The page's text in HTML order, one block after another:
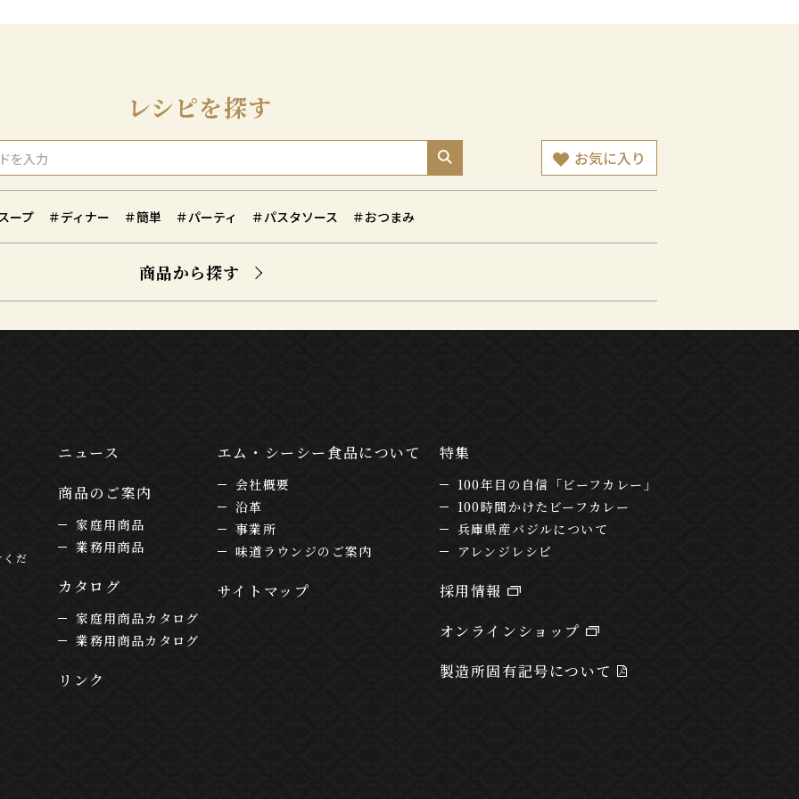
レシピを探す
お気に入り
ープ ＃ディナー ＃簡単 ＃パーティ ＃パスタソース ＃おつまみ
商品から探す
だ
ニュース
商品のご案内
家庭用商品
業務用商品
カタログ
家庭用商品カタログ
業務用商品カタログ
リンク
エム・シーシー食品について
会社概要
沿革
事業所
味道ラウンジのご案内
サイトマップ
特集
100年目の自信「ビーフカレー」
100時間かけたビーフカレー
兵庫県産バジルについて
アレンジレシピ
採用情報
オンラインショップ
製造所固有記号について